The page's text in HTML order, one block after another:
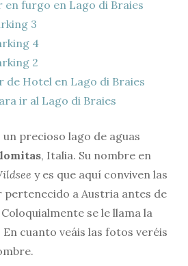
en furgo en Lago di Braies
3
4
2
de Hotel en Lago di Braies
ir al Lago di Braies
un precioso lago de aguas
, Italia. Su nombre en
y es que aquí conviven las
pertenecido a Austria antes de
se le llama la
En cuanto veáis las fotos veréis